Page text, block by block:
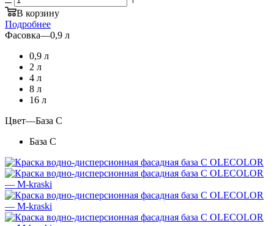
В корзину
Подробнее
Фасовка—0,9 л
0,9 л
2 л
4 л
8 л
16 л
Цвет—База С
База С